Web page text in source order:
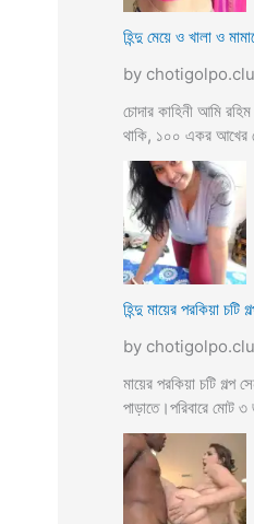
হিন্দু মেয়ে ও খালা ও
by
চোদার কাহিনী আমি
থাকি, ১০০ একর আখের
হিন্দু মায়ের পরকিয়া চটি
by
মায়ের পরকিয়া চটি গল্প
পাড়াতে।পরিবারে মোট